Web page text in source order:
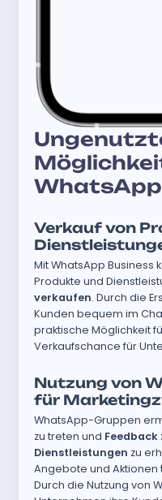
Verkauf von
Mit WhatsApp Business
Produkte und
verkaufen. Durch die
Kunden bequem im
praktische Möglichkeit
Verkaufschance für
Nutzung von
für
WhatsApp-Gruppen
zu treten und
Dienstleistungen zu
Angebote und Aktionen
Durch die Nutzung von